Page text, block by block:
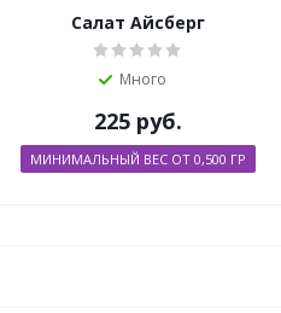
Салат Айсберг
Много
225 руб.
МИНИМАЛЬНЫЙ ВЕС ОТ 0,500 ГР